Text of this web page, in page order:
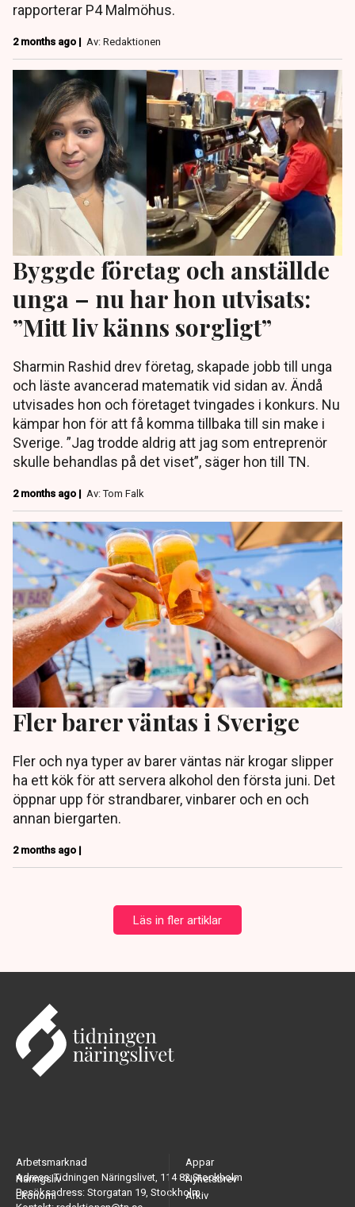
rapporterar P4 Malmöhus.
2 months ago | Av: Redaktionen
Byggde företag och anställde
unga – nu har hon utvisats:
”Mitt liv känns sorgligt”
Sharmin Rashid drev företag, skapade jobb till unga
och läste avancerad matematik vid sidan av. Ändå
utvisades hon och företaget tvingades i konkurs. Nu
kämpar hon för att få komma tillbaka till sin make i
Sverige. ”Jag trodde aldrig att jag som entreprenör
skulle behandlas på det viset”, säger hon till TN.
2 months ago | Av: Tom Falk
Fler barer väntas i Sverige
Fler och nya typer av barer väntas när krogar slipper
ha ett kök för att servera alkohol den första juni. Det
öppnar upp för strandbarer, vinbarer och en och
annan biergarten.
2 months ago |
Läs in fler artiklar
Adress: Tidningen Näringslivet, 114 82 Stockholm
Besöksadress: Storgatan 19, Stockholm
Arbetsmarknad
Näringsliv
Ekonomi
Appar
Nyhetsbrev
Arkiv